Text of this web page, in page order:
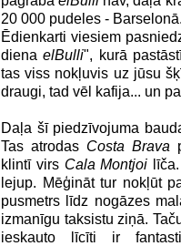
20 000 pudeles -
Ēdienkarti viesiem
dienaelBulli", kurā
tas viss nokļuvis uz jūsu
draugi, tad vēl kafija... un
Daļa šī piedzīvojuma
Tas atrodas Costa Brava
klintī virs Cala Montjoi
lejup. Mēģināt tur nokļūt
pusmetrs līdz nogāzes
izmanīgu taksistu ziņā.
ieskauto līcīti ir